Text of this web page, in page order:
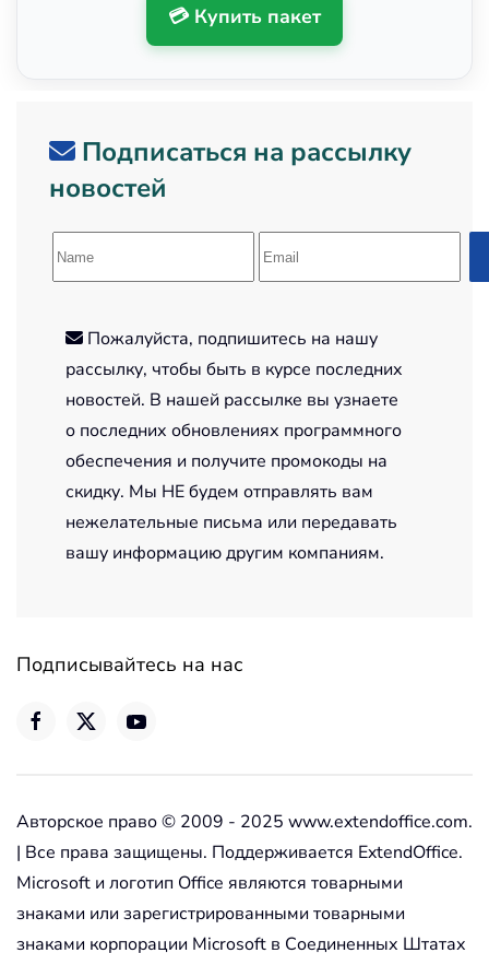
💳 Купить пакет
Подписаться на рассылку
новостей
Пожалуйста, подпишитесь на нашу
рассылку, чтобы быть в курсе последних
новостей. В нашей рассылке вы узнаете
о последних обновлениях программного
обеспечения и получите промокоды на
скидку. Мы НЕ будем отправлять вам
нежелательные письма или передавать
вашу информацию другим компаниям.
Подписывайтесь на нас
Авторское право © 2009 - 2025 www.extendoffice.com.
| Все права защищены. Поддерживается ExtendOffice.
Microsoft и логотип Office являются товарными
знаками или зарегистрированными товарными
знаками корпорации Microsoft в Соединенных Штатах